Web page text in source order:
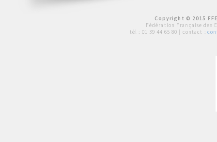
Copyright © 2015
Fédération Française des
tél : 01 39 44 65 80 | contact :